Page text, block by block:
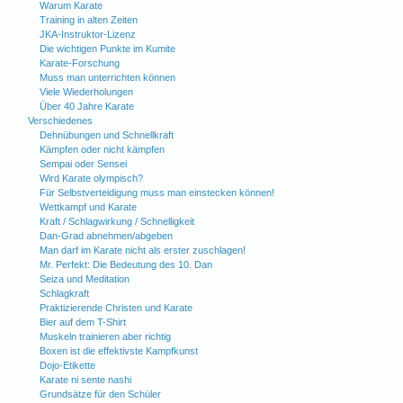
Warum Karate
Training in alten Zeiten
JKA-Instruktor-Lizenz
Die wichtigen Punkte im Kumite
Karate-Forschung
Muss man unterrichten können
Viele Wiederholungen
Über 40 Jahre Karate
Verschiedenes
Dehnübungen und Schnellkraft
Kämpfen oder nicht kämpfen
Sempai oder Sensei
Wird Karate olympisch?
Für Selbstverteidigung muss man einstecken können!
Wettkampf und Karate
Kraft / Schlagwirkung / Schnelligkeit
Dan-Grad abnehmen/abgeben
Man darf im Karate nicht als erster zuschlagen!
Mr. Perfekt: Die Bedeutung des 10. Dan
Seiza und Meditation
Schlagkraft
Praktizierende Christen und Karate
Bier auf dem T-Shirt
Muskeln trainieren aber richtig
Boxen ist die effektivste Kampfkunst
Dojo-Etikette
Karate ni sente nashi
Grundsätze für den Schüler